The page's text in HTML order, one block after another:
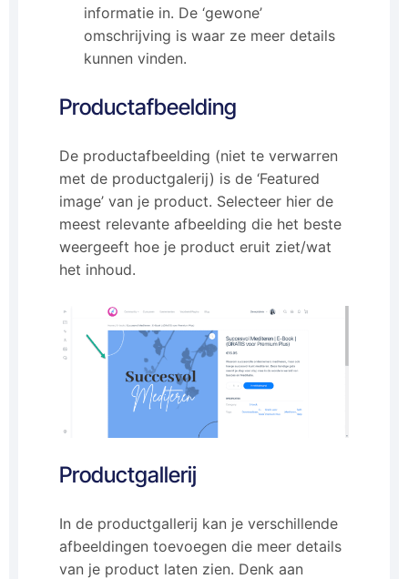
informatie in. De ‘gewone’
omschrijving is waar ze meer details
kunnen vinden.
Productafbeelding
De productafbeelding (niet te verwarren
met de productgalerij) is de ‘Featured
image’ van je product. Selecteer hier de
meest relevante afbeelding die het beste
weergeeft hoe je product eruit ziet/wat
het inhoud.
Productgallerij
In de productgallerij kan je verschillende
afbeeldingen toevoegen die meer details
van je product laten zien. Denk aan